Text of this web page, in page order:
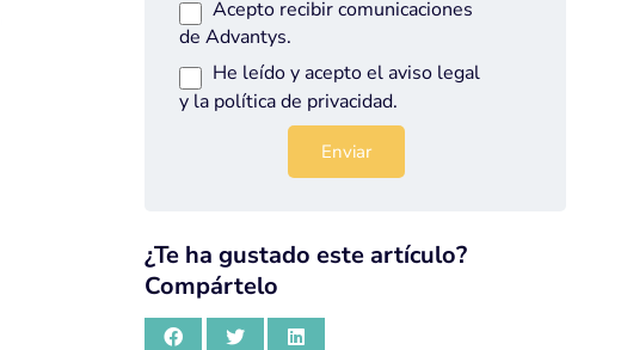
Acepto recibir comunicaciones
de Advantys.
He leído y acepto el aviso legal
y la política de privacidad.
¿Te ha gustado este artículo?
Compártelo